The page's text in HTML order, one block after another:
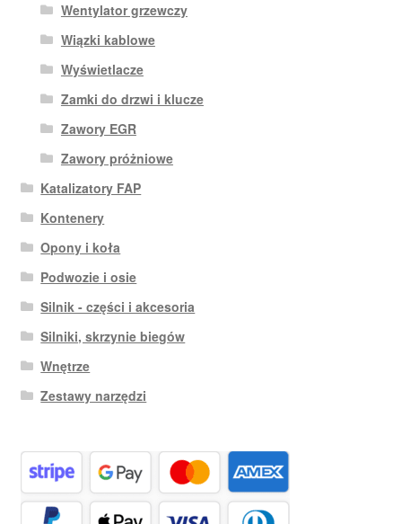
Wentylator grzewczy
Wiązki kablowe
Wyświetlacze
Zamki do drzwi i klucze
Zawory EGR
Zawory próżniowe
Katalizatory FAP
Kontenery
Opony i koła
Podwozie i osie
Silnik - części i akcesoria
Silniki, skrzynie biegów
Wnętrze
Zestawy narzędzi